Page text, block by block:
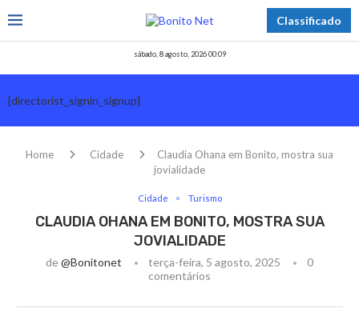
Classificado
sábado, 8 agosto, 2026 00:09
[directorist_signin_signup]
Home Cidade
Claudia Ohana em Bonito, mostra sua
jovialidade
Cidade Turismo
CLAUDIA OHANA EM BONITO, MOSTRA SUA
JOVIALIDADE
de@bonitonet terça-feira, 5 agosto, 2025
0
comentários